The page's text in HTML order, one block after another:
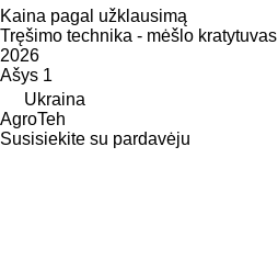
Kaina pagal užklausimą
Tręšimo technika - mėšlo kratytuvas
2026
Ašys 1
Ukraina
AgroTeh
Susisiekite su pardavėju